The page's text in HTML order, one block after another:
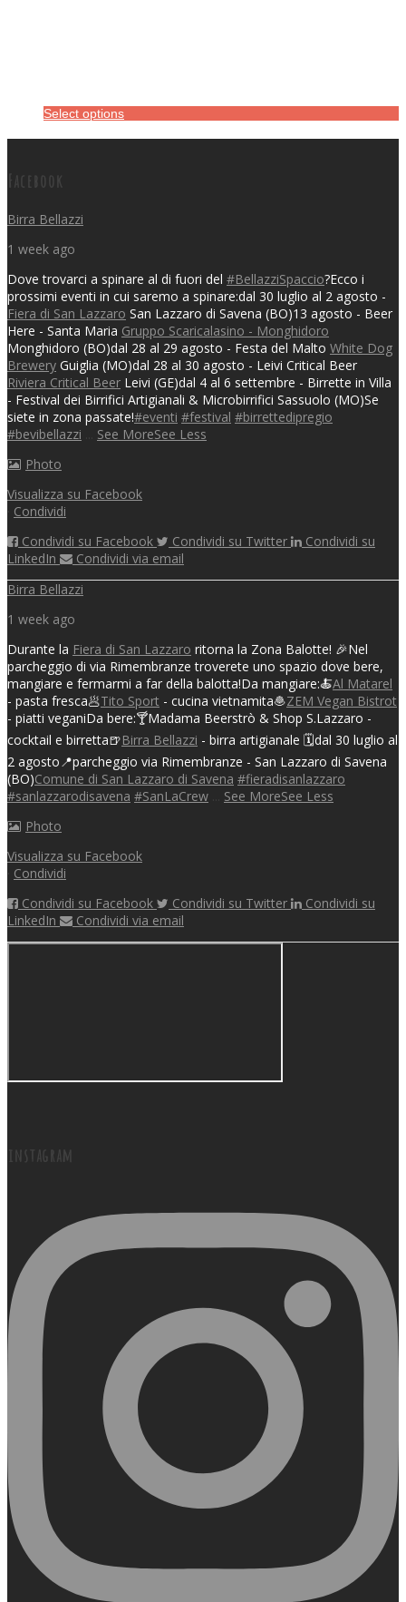
Select options
Facebook
Birra Bellazzi
1 week ago
Dove trovarci a spinare al di fuori del #BellazziSpaccio?Ecco i
prossimi eventi in cui saremo a spinare:dal 30 luglio al 2 agosto -
Fiera di San Lazzaro San Lazzaro di Savena (BO)13 agosto - Beer
Here - Santa Maria Gruppo Scaricalasino - Monghidoro
Monghidoro (BO)dal 28 al 29 agosto - Festa del Malto White Dog
Brewery Guiglia (MO)dal 28 al 30 agosto - Leivi Critical Beer
Riviera Critical Beer Leivi (GE)dal 4 al 6 settembre - Birrette in Villa
- Festival dei Birrifici Artigianali & Microbirrifici Sassuolo (MO)Se
siete in zona passate!#eventi #festival #birrettedipregio
#bevibellazzi
See MoreSee Less
Photo
Visualizza su Facebook
Condividi
Condividi su Facebook
Condividi su Twitter
Condividi su
LinkedIn
Condividi via email
Birra Bellazzi
1 week ago
Durante la Fiera di San Lazzaro ritorna la Zona Balotte! 🎉Nel
parcheggio di via Rimembranze troverete uno spazio dove bere,
mangiare e fermarmi a far della balotta!Da mangiare:🍝Al Matarel
- pasta fresca🥟Tito Sport - cucina vietnamita🧆ZEM Vegan Bistrot
- piatti veganiDa bere:🍸Madama Beerstrò & Shop S.Lazzaro -
cocktail e birretta🍺Birra Bellazzi - birra artigianale 🗓️dal 30 luglio al
2 agosto 📍parcheggio via Rimembranze - San Lazzaro di Savena
(BO)Comune di San Lazzaro di Savena #fieradisanlazzaro
#sanlazzarodisavena #SanLaCrew See MoreSee Less
Photo
Visualizza su Facebook
Condividi
Condividi su Facebook
Condividi su Twitter
Condividi su
LinkedIn
Condividi via email
instagram